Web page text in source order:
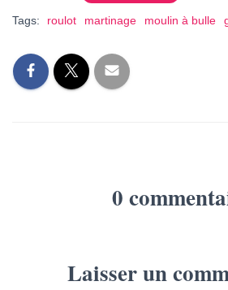
Tags: roulot martinage moulin à bulle
0
Laisser un